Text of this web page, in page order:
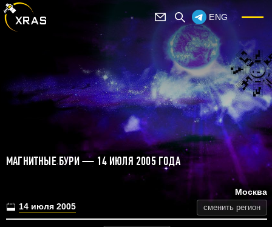
ENG
МАГНИТНЫЕ БУРИ — 14 ИЮЛЯ 2005 ГОДА
14 июля 2005
Москва
сменить регион